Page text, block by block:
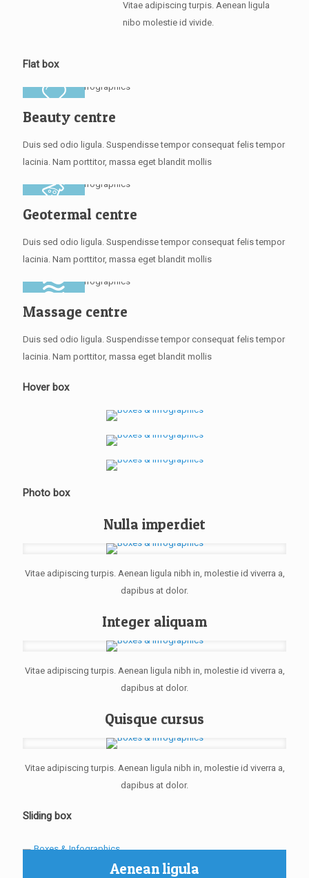
Vitae adipiscing turpis. Aenean ligula
nibo molestie id vivide.
Flat box
Beauty centre
Duis sed odio ligula. Suspendisse tempor consequat felis tempor
lacinia. Nam porttitor, massa eget blandit mollis
Geotermal centre
Duis sed odio ligula. Suspendisse tempor consequat felis tempor
lacinia. Nam porttitor, massa eget blandit mollis
Massage centre
Duis sed odio ligula. Suspendisse tempor consequat felis tempor
lacinia. Nam porttitor, massa eget blandit mollis
Hover box
Photo box
Nulla imperdiet
Vitae adipiscing turpis. Aenean ligula nibh in, molestie id viverra a,
dapibus at dolor.
Integer aliquam
Vitae adipiscing turpis. Aenean ligula nibh in, molestie id viverra a,
dapibus at dolor.
Quisque cursus
Vitae adipiscing turpis. Aenean ligula nibh in, molestie id viverra a,
dapibus at dolor.
Sliding box
Aenean ligula